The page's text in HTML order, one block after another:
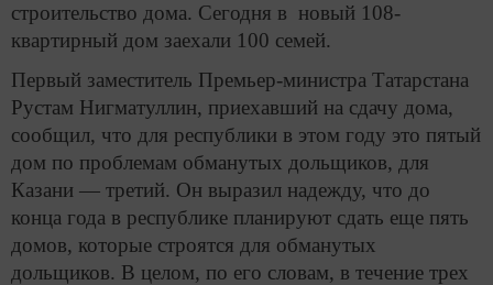
строительство дома. Сегодня в новый 108-
квартирный дом заехали 100 семей.
Первый заместитель Премьер-министра Татарстана
Рустам Нигматуллин, приехавший на сдачу дома,
сообщил, что для республики в этом году это пятый
дом по проблемам обманутых дольщиков, для
Казани — третий. Он выразил надежду, что до
конца года в республике планируют сдать еще пять
домов, которые строятся для обманутых
дольщиков. В целом, по его словам, в течение трех